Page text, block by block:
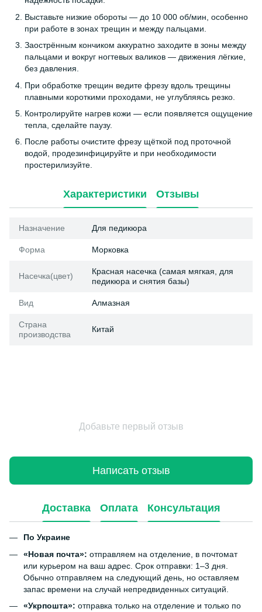
Выставьте низкие обороты — до 10 000 об/мин, особенно
при работе в зонах трещин и между пальцами.
Заострённым кончиком аккуратно заходите в зоны между
пальцами и вокруг ногтевых валиков — движения лёгкие,
без давления.
При обработке трещин ведите фрезу вдоль трещины
плавными короткими проходами, не углубляясь резко.
Контролируйте нагрев кожи — если появляется ощущение
тепла, сделайте паузу.
После работы очистите фрезу щёткой под проточной
водой, продезинфицируйте и при необходимости
простерилизуйте.
Характеристики Отзывы
Назначение Для педикюра
Форма Морковка
Насечка(цвет)
Красная насечка (самая мягкая, для
педикюра и снятия базы)
Вид Алмазная
Страна
производства
Китай
Добавьте первый отзыв
Написать отзыв
Доставка Оплата Консультация
По Украине
«Новая почта»: отправляем на отделение, в почтомат
или курьером на ваш адрес. Срок отправки: 1–3 дня.
Обычно отправляем на следующий день, но оставляем
запас времени на случай непредвиденных ситуаций.
«Укрпошта»: отправка только на отделение и только по